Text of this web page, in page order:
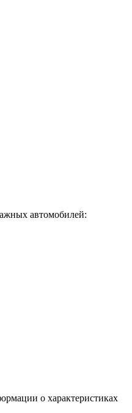
автомобилей:
о характеристиках